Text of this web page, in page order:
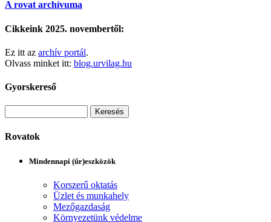
A rovat archívuma
Cikkeink 2025. novembertől:
Ez itt az archív portál.
Olvass minket itt: blog.urvilag.hu
Gyorskereső
Rovatok
Mindennapi (űr)eszközök
Korszerű oktatás
Üzlet és munkahely
Mezőgazdaság
Környezetünk védelme